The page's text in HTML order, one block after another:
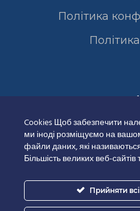
Політика
Cookies Щоб забезпечити
ми іноді розміщуємо на
файли даних, які
Більшість великих веб-
Прийняти